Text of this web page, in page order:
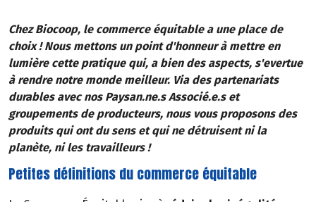
Chez Biocoop, le commerce équitable a une place de
choix ! Nous mettons un point d'honneur à mettre en
lumière cette pratique qui, a bien des aspects, s'evertue
à rendre notre monde meilleur. Via des partenariats
durables avec nos Paysan.ne.s Associé.e.s et
groupements de producteurs, nous vous proposons des
produits qui ont du sens et qui ne détruisent ni la
planète, ni les travailleurs !
Petites définitions du commerce équitable